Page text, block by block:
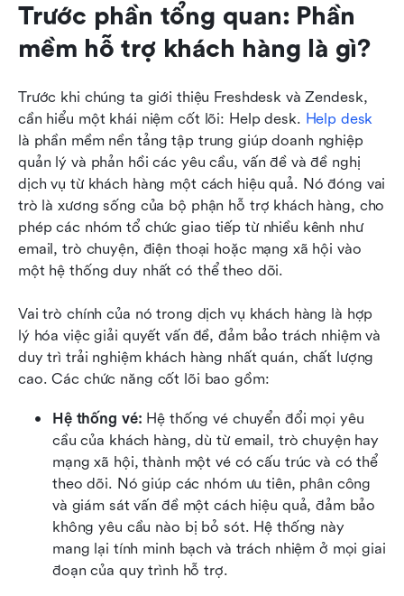
Trước phần tổng quan: Phần
mềm hỗ trợ khách hàng là gì?
Trước khi chúng ta giới thiệu Freshdesk và Zendesk,
cần hiểu một khái niệm cốt lõi: Help desk. Help desk
là phần mềm nền tảng tập trung giúp doanh nghiệp
quản lý và phản hồi các yêu cầu, vấn đề và đề nghị
dịch vụ từ khách hàng một cách hiệu quả. Nó đóng vai
trò là xương sống của bộ phận hỗ trợ khách hàng, cho
phép các nhóm tổ chức giao tiếp từ nhiều kênh như
email, trò chuyện, điện thoại hoặc mạng xã hội vào
một hệ thống duy nhất có thể theo dõi.
Vai trò chính của nó trong dịch vụ khách hàng là hợp
lý hóa việc giải quyết vấn đề, đảm bảo trách nhiệm và
duy trì trải nghiệm khách hàng nhất quán, chất lượng
cao. Các chức năng cốt lõi bao gồm:
Hệ thống vé: Hệ thống vé chuyển đổi mọi yêu
cầu của khách hàng, dù từ email, trò chuyện hay
mạng xã hội, thành một vé có cấu trúc và có thể
theo dõi. Nó giúp các nhóm ưu tiên, phân công
và giám sát vấn đề một cách hiệu quả, đảm bảo
không yêu cầu nào bị bỏ sót. Hệ thống này
mang lại tính minh bạch và trách nhiệm ở mọi giai
đoạn của quy trình hỗ trợ.